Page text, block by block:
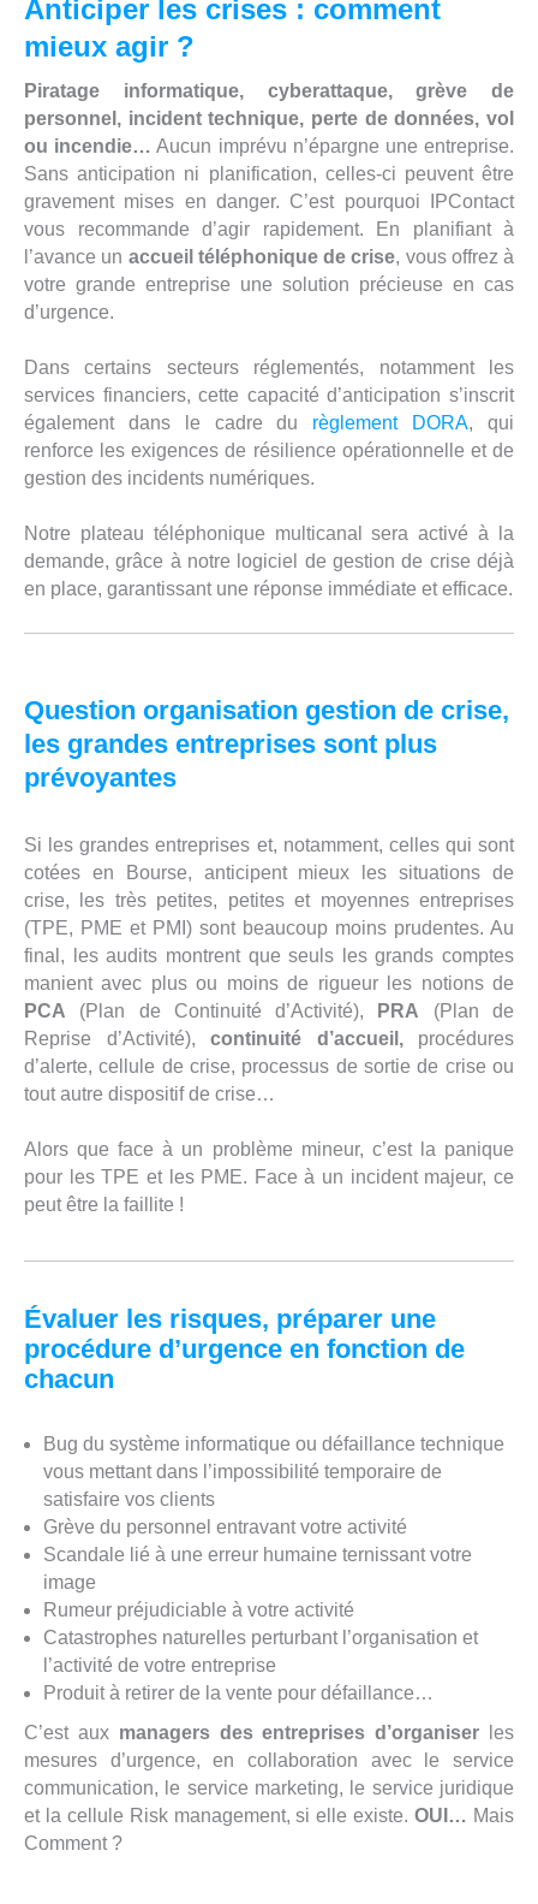
Anticiper les crises : comment
mieux agir ?
Piratage informatique, cyberattaque, grève de
personnel, incident technique, perte de données, vol
ou incendie… Aucun imprévu n’épargne une entreprise.
Sans anticipation ni planification, celles-ci peuvent être
gravement mises en danger. C’est pourquoi IPContact
vous recommande d’agir rapidement. En planifiant à
l’avance un accueil téléphonique de crise, vous offrez à
votre grande entreprise une solution précieuse en cas
d’urgence.
Dans certains secteurs réglementés, notamment les
services financiers, cette capacité d’anticipation s’inscrit
également dans le cadre du règlement DORA, qui
renforce les exigences de résilience opérationnelle et de
gestion des incidents numériques.
Notre plateau téléphonique multicanal sera activé à la
demande, grâce à notre logiciel de gestion de crise déjà
en place, garantissant une réponse immédiate et efficace.
Question organisation gestion de crise,
les grandes entreprises sont plus
prévoyantes
Si les grandes entreprises et, notamment, celles qui sont
cotées en Bourse, anticipent mieux les situations de
crise, les très petites, petites et moyennes entreprises
(TPE, PME et PMI) sont beaucoup moins prudentes. Au
final, les audits montrent que seuls les grands comptes
manient avec plus ou moins de rigueur les notions de
PCA (Plan de Continuité d’Activité), PRA (Plan de
Reprise d’Activité), continuité d’accueil,procédures
d’alerte, cellule de crise, processus de sortie de crise ou
tout autre dispositif de crise…
Alors que face à un problème mineur, c’est la panique
pour les TPE et les PME. Face à un incident majeur, ce
peut être la faillite !
Évaluer les risques, préparer une
procédure d’urgence en fonction de
chacun
Bug du système informatique ou défaillance technique
vous mettant dans l’impossibilité temporaire de
satisfaire vos clients
Grève du personnel entravant votre activité
Scandale lié à une erreur humaine ternissant votre
image
Rumeur préjudiciable à votre activité
Catastrophes naturelles perturbant l’organisation et
l’activité de votre entreprise
Produit à retirer de la vente pour défaillance…
C’est aux managers des entreprises d’organiser les
mesures d’urgence, en collaboration avec le service
communication, le service marketing, le service juridique
et la cellule Risk management, si elle existe.OUI… Mais
Comment ?